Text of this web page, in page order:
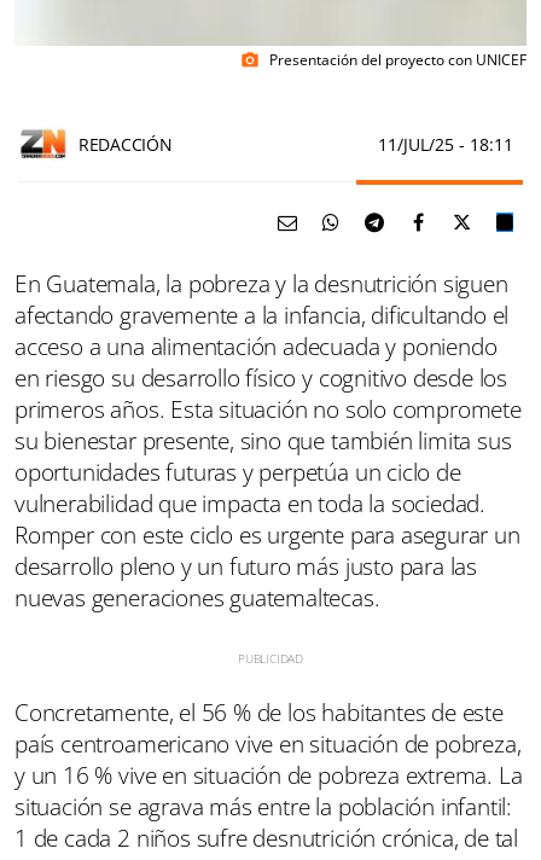
photo_camera Presentación del proyecto con UNICEF
REDACCIÓN 11/JUL/25 - 18:11
En Guatemala, la pobreza y la desnutrición siguen
afectando gravemente a la infancia, dificultando el
acceso a una alimentación adecuada y poniendo
en riesgo su desarrollo físico y cognitivo desde los
primeros años. Esta situación no solo compromete
su bienestar presente, sino que también limita sus
oportunidades futuras y perpetúa un ciclo de
vulnerabilidad que impacta en toda la sociedad.
Romper con este ciclo es urgente para asegurar un
desarrollo pleno y un futuro más justo para las
nuevas generaciones guatemaltecas.
Concretamente, el 56 % de los habitantes de este
país centroamericano vive en situación de pobreza,
y un 16 % vive en situación de pobreza extrema. La
situación se agrava más entre la población infantil:
1 de cada 2 niños sufre desnutrición crónica, de tal